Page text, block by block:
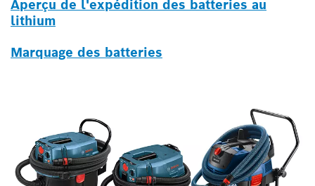
Aperçu de l'expédition des batteries au
lithium
Marquage des batteries